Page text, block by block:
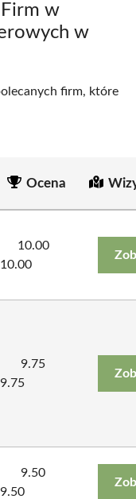
w
w
firm, które
Ocena
10.00
10.00
9.75
9.75
9.50
9.50